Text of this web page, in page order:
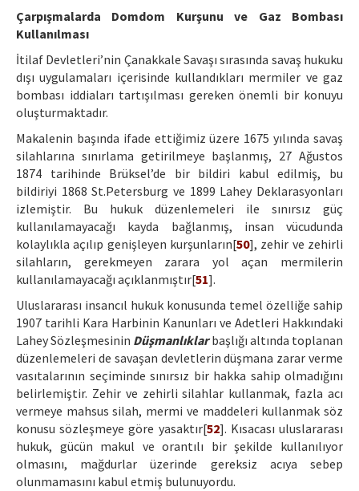
Çarpışmalarda Domdom Kurşunu ve Gaz Bombası
Kullanılması
İtilaf Devletleri’nin Çanakkale Savaşı sırasında savaş hukuku
dışı uygulamaları içerisinde kullandıkları mermiler ve gaz
bombası iddiaları tartışılması gereken önemli bir konuyu
oluşturmaktadır.
Makalenin başında ifade ettiğimiz üzere 1675 yılında savaş
silahlarına sınırlama getirilmeye başlanmış, 27 Ağustos
1874 tarihinde Brüksel’de bir bildiri kabul edilmiş, bu
bildiriyi 1868 St.Petersburg ve 1899 Lahey Deklarasyonları
izlemiştir. Bu hukuk düzenlemeleri ile sınırsız güç
kullanılamayacağı kayda bağlanmış, insan vücudunda
kolaylıkla açılıp genişleyen kurşunların[50], zehir ve zehirli
silahların, gerekmeyen zarara yol açan mermilerin
kullanılamayacağı açıklanmıştır[51].
Uluslararası insancıl hukuk konusunda temel özelliğe sahip
1907 tarihli Kara Harbinin Kanunları ve Adetleri Hakkındaki
Lahey Sözleşmesinin Düşmanlıklarbaşlığı altında toplanan
düzenlemeleri de savaşan devletlerin düşmana zarar verme
vasıtalarının seçiminde sınırsız bir hakka sahip olmadığını
belirlemiştir. Zehir ve zehirli silahlar kullanmak, fazla acı
vermeye mahsus silah, mermi ve maddeleri kullanmak söz
konusu sözleşmeye göre yasaktır[52]. Kısacası uluslararası
hukuk, gücün makul ve orantılı bir şekilde kullanılıyor
olmasını, mağdurlar üzerinde gereksiz acıya sebep
olunmamasını kabul etmiş bulunuyordu.